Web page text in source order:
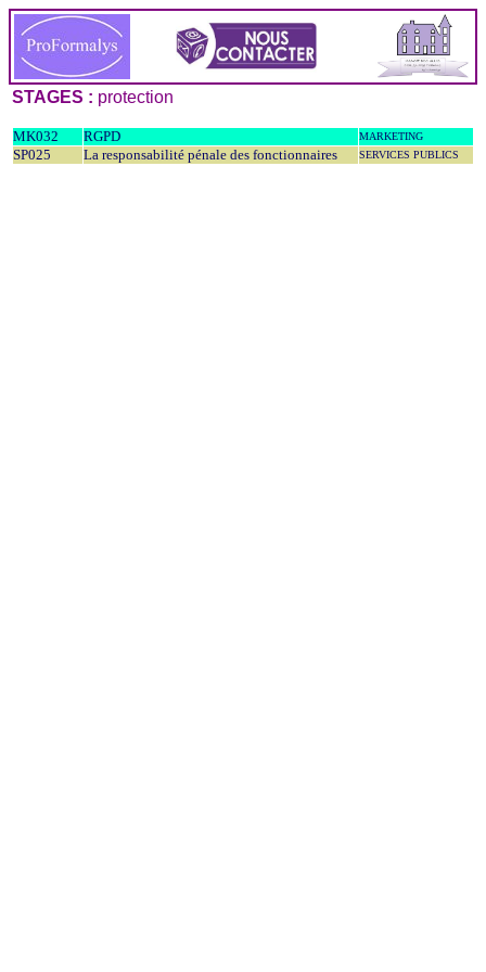
STAGES : protection
MK032 RGPD MARKETING
SP025 La responsabilité pénale des fonctionnaires SERVICES PUBLICS